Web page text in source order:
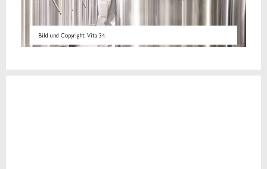
Bild und Copyright: Vita 34.